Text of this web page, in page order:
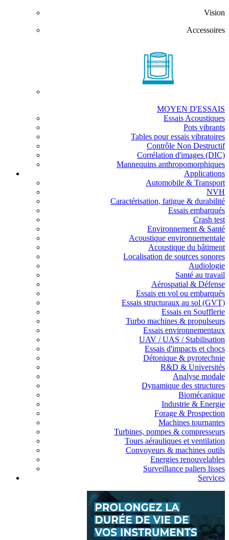
Vision
Accessoires
MOYEN D'ESSAIS
Essais Acoustiques
Pots vibrants
Tables pour essais vibratoires
Contrôle Non Destructif
Corrélation d'images (DIC)
Mannequins anthropomorphiques
Applications
Automobile & Transport
NVH
Caractérisation, fatigue & durabilité
Essais embarqués
Crash test
Environnement & Santé
Acoustique environnementale
Acoustique du bâtiment
Localisation de sources sonores
Audiologie
Santé au travail
Aérospatial & Défense
Essais en vol ou embarqués
Essais structuraux au sol (GVT)
Essais en Soufflerie
Turbo machines & propulseurs
Essais environnementaux
UAV / UAS / Stabilisation
Essais d'impacts et chocs
Détonique & pyrotechnie
R&D & Universités
Analyse modale
Dynamique des structures
Biomécanique
Industrie & Energie
Forage & Prospection
Machines tournantes
Turbines, pompes & compresseurs
Tours aérauliques et ventilation
Convoyeurs & machines outils
Energies renouvelables
Surveillance paliers lisses
Services